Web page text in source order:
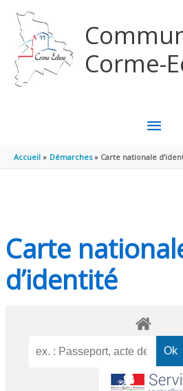
Corme-
MENU
Accueil Démarches Carte nationale
Carte
d’identité